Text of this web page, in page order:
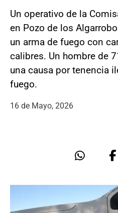
Un operativo de la
en Pozo de los
un arma de fuego con
calibres. Un hombre de
una causa por tenencia
fuego.
16 de Mayo, 2026